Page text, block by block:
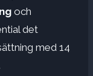
och
det
med 14